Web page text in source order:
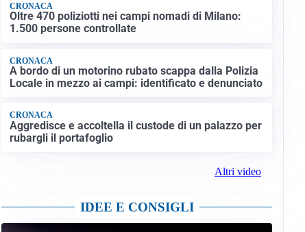
CRONACA
Oltre 470 poliziotti nei campi nomadi di Milano:
1.500 persone controllate
CRONACA
A bordo di un motorino rubato scappa dalla Polizia
Locale in mezzo ai campi: identificato e denunciato
CRONACA
Aggredisce e accoltella il custode di un palazzo per
rubargli il portafoglio
Altri video
IDEE E CONSIGLI